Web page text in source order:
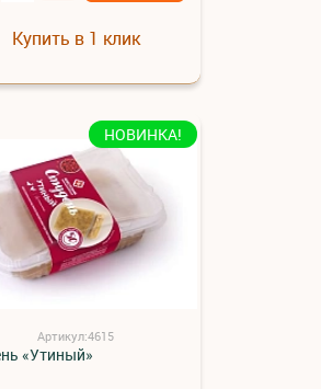
Купить в 1 клик
НОВИНКА!
Артикул:4615
«Утиный»